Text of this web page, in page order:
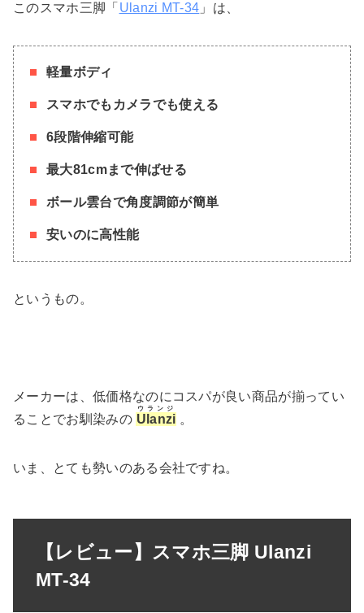
このスマホ三脚「 Ulanzi MT-34 」は、
軽量ボディ
スマホでもカメラでも使える
6段階伸縮可能
最大81cmまで伸ばせる
ボール雲台で角度調節が簡単
安いのに高性能
というもの。
メーカーは、低価格なのにコスパが良い商品が揃ってい
ることでお馴染みの Ulanzi
ウランジ
。
いま、とても勢いのある会社ですね。
【レビュー】スマホ三脚 Ulanzi
MT-34